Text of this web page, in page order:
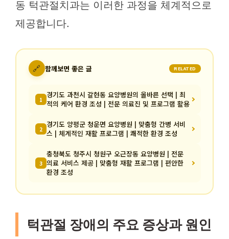
동 턱관절치과는 이러한 과정을 체계적으로
제공합니다.
🔗 함께보면 좋은 글 RELATED
1 경기도 과천시 갈현동 요양병원의 올바른 선택 | 최
적의 케어 환경 조성 | 전문 의료진 및 프로그램 활용
2 경기도 양평군 청운면 요양병원 | 맞춤형 간병 서비
스 | 체계적인 재활 프로그램 | 쾌적한 환경 조성
3
충청북도 청주시 청원구 오근장동 요양병원 | 전문
의료 서비스 제공 | 맞춤형 재활 프로그램 | 편안한
환경 조성
턱관절 장애의 주요 증상과 원인